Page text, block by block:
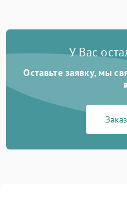
Проблемы с набором
Не работает сушилка
Сбои в работе таймера
У Вас
Оставьте заявку, мы